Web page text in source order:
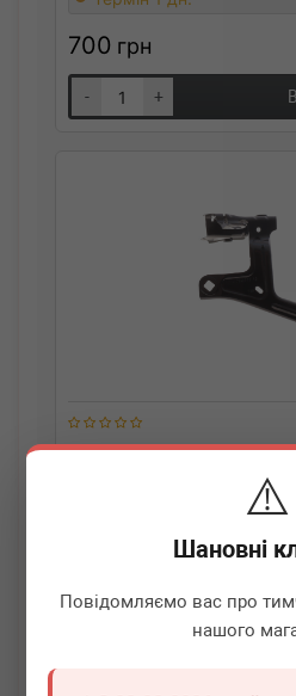
⚠️
Шановні
Повідомляємо вас про
нашого
700 грн
- +
BMW 41007440424
Кронштейн кріплення крила
Термін 1 дн.
1 740